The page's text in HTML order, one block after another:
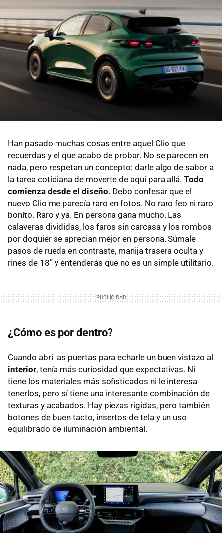
Han pasado muchas cosas entre aquel Clio que
recuerdas y el que acabo de probar. No se parecen en
nada, pero respetan un concepto: darle algo de sabor a
la tarea cotidiana de moverte de aquí para allá. Todo
comienza desde el diseño. Debo confesar que el
nuevo Clio me parecía raro en fotos. No raro feo ni raro
bonito. Raro y ya. En persona gana mucho. Las
calaveras divididas, los faros sin carcasa y los rombos
por doquier se aprecian mejor en persona. Súmale
pasos de rueda en contraste, manija trasera oculta y
rines de 18” y entenderás que no es un simple utilitario.
¿Cómo es por dentro?
Cuando abrí las puertas para echarle un buen vistazo al
interior, tenía más curiosidad que expectativas. Ni
tiene los materiales más sofisticados ni le interesa
tenerlos, pero sí tiene una interesante combinación de
texturas y acabados. Hay piezas rígidas, pero también
botones de buen tacto, insertos de tela y un uso
equilibrado de iluminación ambiental.